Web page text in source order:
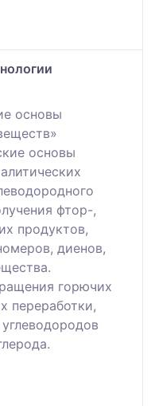
основы
основы
фтор-,
продуктов,
диенов,
горючих
переработки,